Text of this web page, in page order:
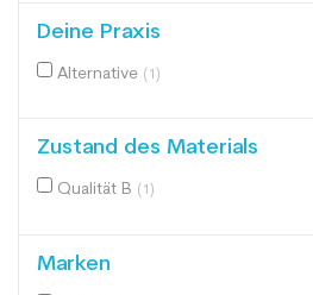
Deine Praxis
Alternative (1)
Zustand des Materials
Qualität B (1)
Marken